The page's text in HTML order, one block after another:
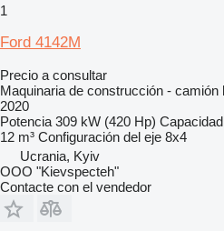
1
Ford 4142M
Precio a consultar
Maquinaria de construcción - camión
2020
Potencia 309 kW (420 Hp)
12 m³ Configuración del eje 8x4
Ucrania, Kyiv
OOO "Kievspecteh"
Contacte con el vendedor